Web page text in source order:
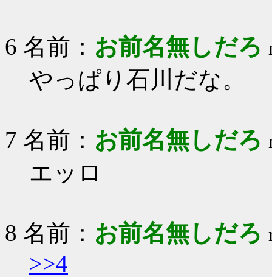
6 名前： お前名無しだろ
やっぱり石川だな。
7 名前： お前名無しだろ
エッロ
8 名前： お前名無しだろ
>>4